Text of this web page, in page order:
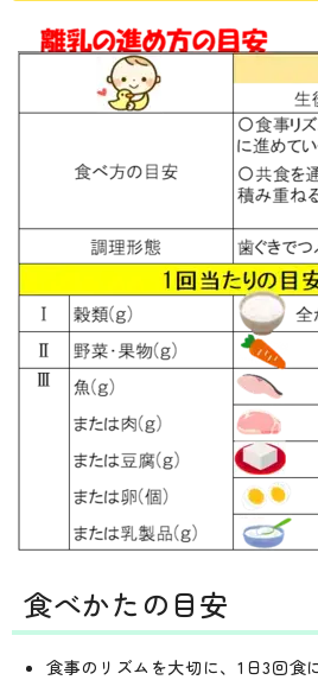
食べかたの目安
食事のリズムを大切に、1日3回食